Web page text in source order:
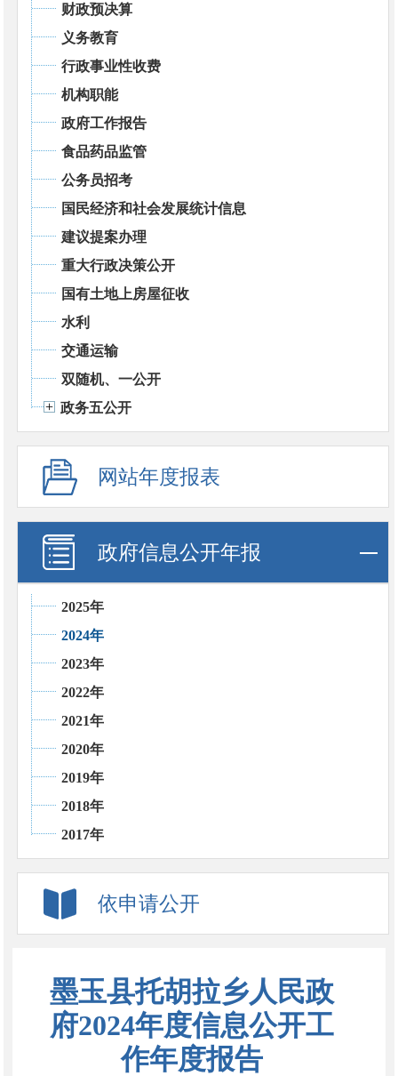
财政预决算
义务教育
行政事业性收费
机构职能
政府工作报告
食品药品监管
公务员招考
国民经济和社会发展统计信息
建议提案办理
重大行政决策公开
国有土地上房屋征收
水利
交通运输
双随机、一公开
政务五公开
网站年度报表
政府信息公开年报
2025年
2024年
2023年
2022年
2021年
2020年
2019年
2018年
2017年
依申请公开
墨玉县托胡拉乡人民政
府2024年度信息公开工
作年度报告